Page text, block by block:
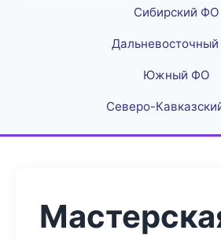
Сибирский ФО
Южный ФО
Северо-